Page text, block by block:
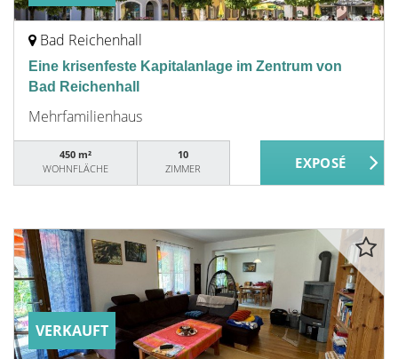
Bad Reichenhall
Eine krisenfeste Kapitalanlage im Zentrum von
Bad Reichenhall
Mehrfamilienhaus
450 m²
WOHNFLÄCHE
10
ZIMMER
VERKAUFT